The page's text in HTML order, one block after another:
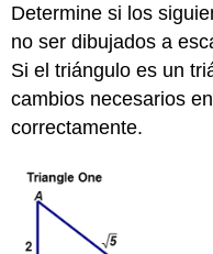
Determine si los
no ser dibujados a
Si el triángulo es un
cambios necesarios
correctamente.